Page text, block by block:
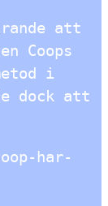
att
Coops
i
dock att
har-